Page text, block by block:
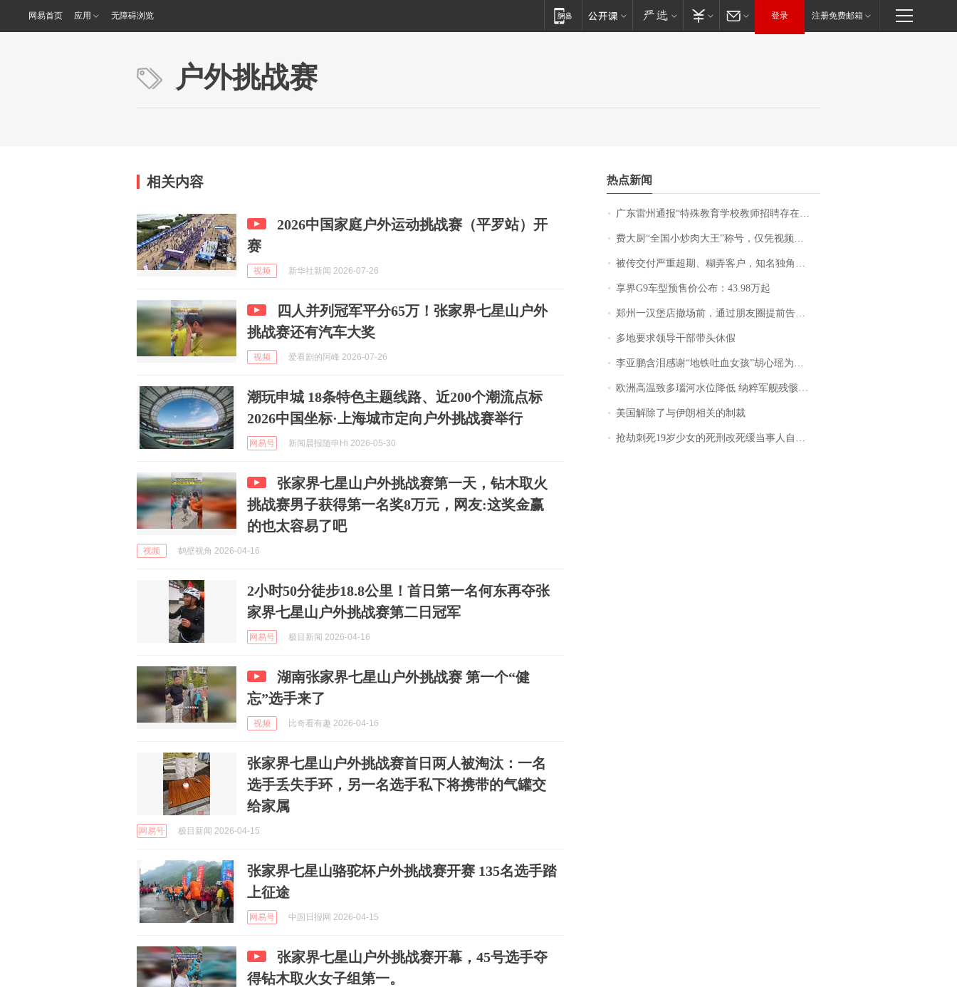
网易首页 应用 无障碍浏览 登录 注册免费邮箱
户外挑战赛
相关内容
2026中国家庭户外运动挑战赛（平罗站）开
赛
视频 新华社新闻 2026-07-26
四人并列冠军平分65万！张家界七星山户外
挑战赛还有汽车大奖
视频 爱看剧的阿峰 2026-07-26
潮玩申城 18条特色主题线路、近200个潮流点标
2026中国坐标·上海城市定向户外挑战赛举行
网易号 新闻晨报随申Hi 2026-05-30
张家界七星山户外挑战赛第一天，钻木取火
挑战赛男子获得第一名奖8万元，网友:这奖金赢
的也太容易了吧
视频 鹤壁视角 2026-04-16
2小时50分徒步18.8公里！首日第一名何东再夺张
家界七星山户外挑战赛第二日冠军
网易号 极目新闻 2026-04-16
湖南张家界七星山户外挑战赛 第一个“健
忘”选手来了
视频 比奇看有趣 2026-04-16
张家界七星山户外挑战赛首日两人被淘汰：一名
选手丢失手环，另一名选手私下将携带的气罐交
给家属
网易号 极目新闻 2026-04-15
张家界七星山骆驼杯户外挑战赛开赛 135名选手踏
上征途
网易号 中国日报网 2026-04-15
张家界七星山户外挑战赛开幕，45号选手夺
得钻木取火女子组第一。
热点新闻
广东雷州通报“特殊教育学校教师招聘存在违规行为”：已启动问责程序 副校长被停职
费大厨“全国小炒肉大王”称号，仅凭视频评出？中国烹饪协会回应
被传交付严重超期、糊弄客户，知名独角兽车企创始人回应：都没证据，将依法采取措施，“本人长期与美国交管局保持沟通，对方表示肯定”
享界G9车型预售价公布：43.98万起
郑州一汉堡店撤场前，通过朋友圈提前告知逐一退费，有顾客仅剩1元也全被退回，分文不少；顾客：言而有信，让人感动
多地要求领导干部带头休假
李亚鹏含泪感谢“地铁吐血女孩”胡心瑶为嫣然天使捐99999元：这份捐赠太沉重，尊重其捐赠意愿，个人向胡心瑶和她的病友之家各捐赠99999元
欧洲高温致多瑙河水位降低 纳粹军舰残骸重见天日
美国解除了与伊朗相关的制裁
抢劫刺死19岁少女的死刑改死缓当事人自述：出狱11年间始终刻意躲避被害人家属